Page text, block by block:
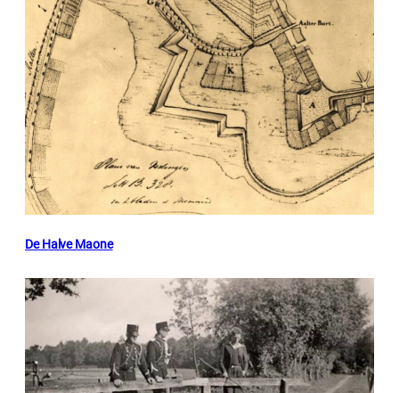
De Halve Maone